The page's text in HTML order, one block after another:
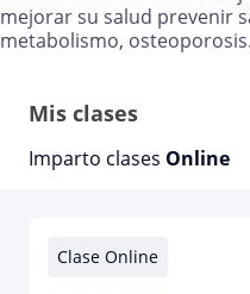
mejorar su salud prevenir
metabolismo, osteoporosis.
Mis clases
Imparto clases Online
Clase Online